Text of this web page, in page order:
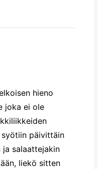
hieno
joka ei ole
syötiin päivittäin
salaattejakin
liekö sitten